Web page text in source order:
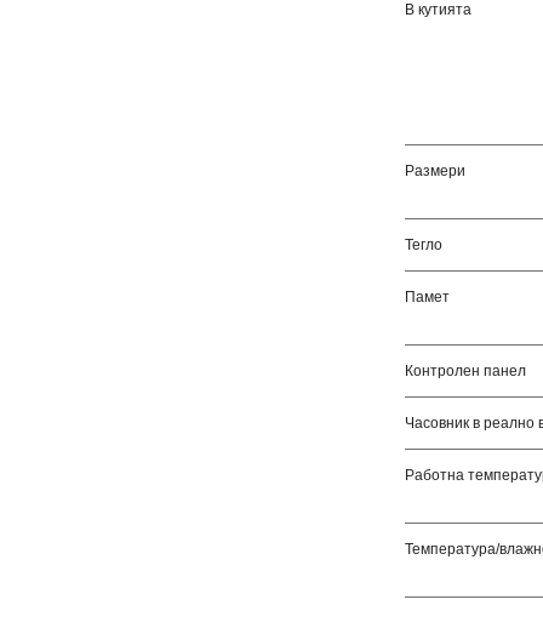
В кутията
Размери
Тегло
Памет
Контролен панел
Часовник в реално
Работна
Температура/